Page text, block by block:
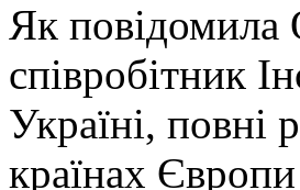
Як повідомила
співробітник
Україні, повні
країнах